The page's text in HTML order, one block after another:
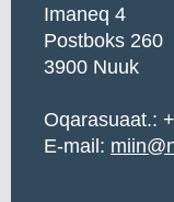
Imaneq 4
Postboks 260
3900 Nuuk
Oqarasuaat.:
E-mail: